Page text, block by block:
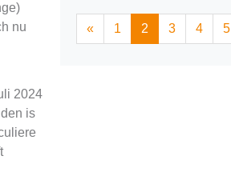
nu
2024
is
« 1 2 3 4 5